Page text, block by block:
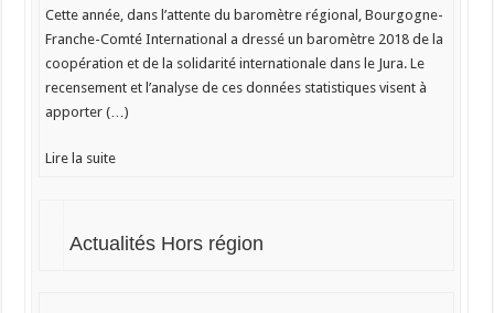
Cette année, dans l’attente du baromètre régional, Bourgogne-
Franche-Comté International a dressé un baromètre 2018 de la
coopération et de la solidarité internationale dans le Jura. Le
recensement et l’analyse de ces données statistiques visent à
apporter (…)
Lire la suite
Actualités Hors région